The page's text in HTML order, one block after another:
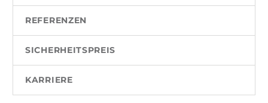
REFERENZEN
SICHERHEITSPREIS
KARRIERE